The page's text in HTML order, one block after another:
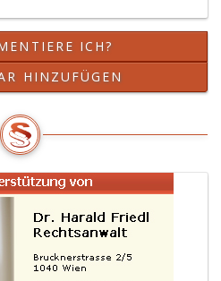
ICH?
HINZUFÜGEN